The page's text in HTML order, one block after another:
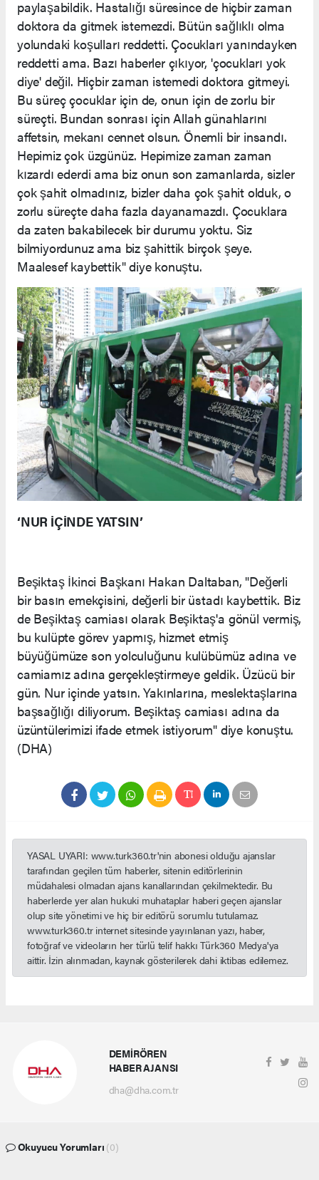
paylaşabildik. Hastalığı süresince de hiçbir zaman
doktora da gitmek istemezdi. Bütün sağlıklı olma
yolundaki koşulları reddetti. Çocukları yanındayken
reddetti ama. Bazı haberler çıkıyor, 'çocukları yok
diye' değil. Hiçbir zaman istemedi doktora gitmeyi.
Bu süreç çocuklar için de, onun için de zorlu bir
süreçti. Bundan sonrası için Allah günahlarını
affetsin, mekanı cennet olsun. Önemli bir insandı.
Hepimiz çok üzgünüz. Hepimize zaman zaman
kızardı ederdi ama biz onun son zamanlarda, sizler
çok şahit olmadınız, bizler daha çok şahit olduk, o
zorlu süreçte daha fazla dayanamazdı. Çocuklara
da zaten bakabilecek bir durumu yoktu. Siz
bilmiyordunuz ama biz şahittik birçok şeye.
Maalesef kaybettik" diye konuştu.
‘NUR İÇİNDE YATSIN’
Beşiktaş İkinci Başkanı Hakan Daltaban, "Değerli
bir basın emekçisini, değerli bir üstadı kaybettik. Biz
de Beşiktaş camiası olarak Beşiktaş'a gönül vermiş,
bu kulüpte görev yapmış, hizmet etmiş
büyüğümüze son yolculuğunu kulübümüz adına ve
camiamız adına gerçekleştirmeye geldik. Üzücü bir
gün. Nur içinde yatsın. Yakınlarına, meslektaşlarına
başsağlığı diliyorum. Beşiktaş camiası adına da
üzüntülerimizi ifade etmek istiyorum" diye konuştu.
(DHA)
YASAL UYARI: www.turk360.tr'nin abonesi olduğu ajanslar
tarafından geçilen tüm haberler, sitenin editörlerinin
müdahalesi olmadan ajans kanallarından çekilmektedir. Bu
haberlerde yer alan hukuki muhataplar haberi geçen ajanslar
olup site yönetimi ve hiç bir editörü sorumlu tutulamaz.
www.turk360.tr internet sitesinde yayınlanan yazı, haber,
fotoğraf ve videoların her türlü telif hakkı Türk360 Medya'ya
aittir. İzin alınmadan, kaynak gösterilerek dahi iktibas edilemez.
DEMİRÖREN
HABER AJANSI
dha@dha.com.tr
Okuyucu Yorumları (0)